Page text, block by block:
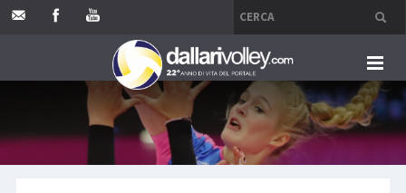
HOME